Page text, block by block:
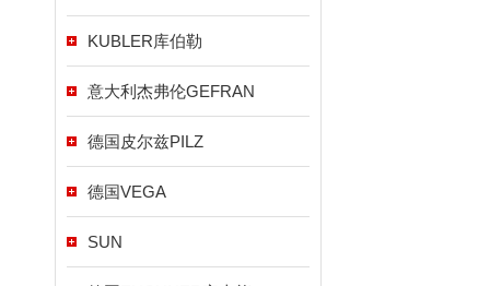
KUBLER库伯勒
意大利杰弗伦GEFRAN
德国皮尔兹PILZ
德国VEGA
SUN